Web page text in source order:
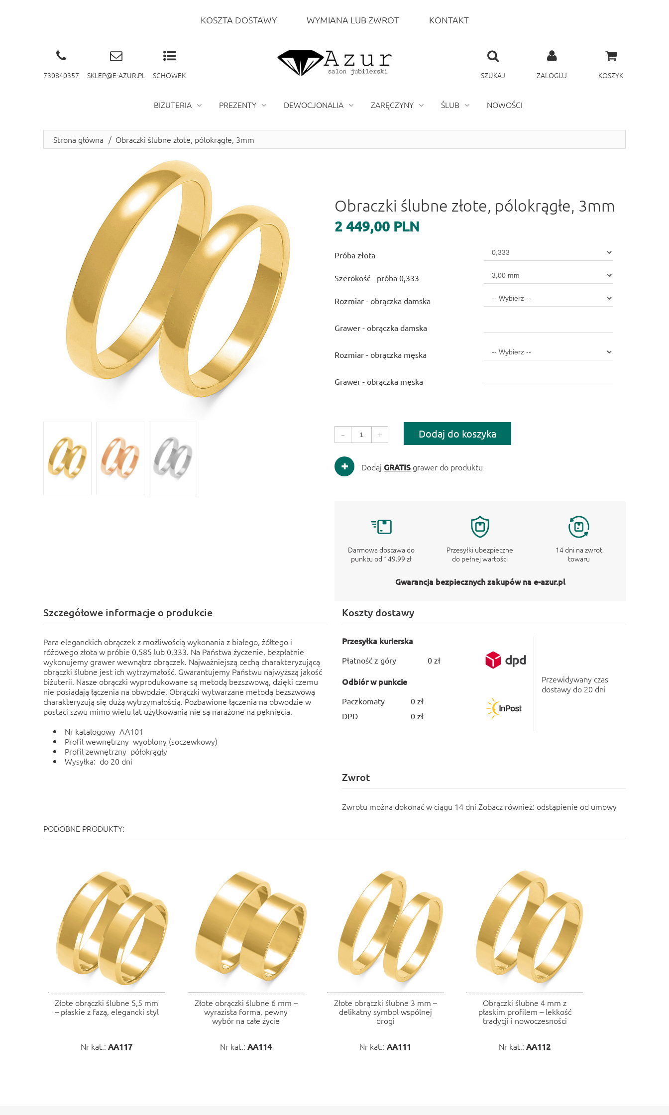
KOSZTA DOSTAWY WYMIANA LUB ZWROT KONTAKT
730840357 SKLEP@E-AZUR.PL SCHOWEK SZUKAJ ZALOGUJ KOSZYK
BIŻUTERIA PREZENTY DEWOCJONALIA ZARĘCZYNY ŚLUB NOWOŚCI
Strona główna / Obraczki ślubne złote, pólokrągłe, 3mm
Obraczki ślubne złote, pólokrągłe, 3mm
2 449,00 PLN
Próba złota
Szerokość - próba 0,333
Rozmiar - obrączka damska
Grawer - obrączka damska
Rozmiar - obrączka męska
Grawer - obrączka męska
+
- Dodaj do koszyka
Dodaj GRATIS grawer do produktu
Darmowa dostawa do
punktu od 149.99 zł
Przesyłki ubezpieczne
do pełnej wartości
14 dni na zwrot
towaru
Gwarancja bezpiecznych zakupów na e-azur.pl
Szczegółowe informacje o produkcie
Para eleganckich obrączek z możliwością wykonania z białego, żółtego i
różowego złota w próbie 0,585 lub 0,333. Na Państwa życzenie, bezpłatnie
wykonujemy grawer wewnątrz obrączek. Najważniejszą cechą charakteryzującą
obrączki ślubne jest ich wytrzymałość. Gwarantujemy Państwu najwyższą jakość
biżuterii. Nasze obrączki wyprodukowane są metodą bezszwową, dzięki czemu
nie posiadają łączenia na obwodzie. Obrączki wytwarzane metodą bezszwową
charakteryzują się dużą wytrzymałością. Pozbawione łączenia na obwodzie w
postaci szwu mimo wielu lat użytkowania nie są narażone na pęknięcia.
Nr katalogowy AA101
Profil wewnętrzny wyoblony (soczewkowy)
Profil zewnętrzny półokrągły
Wysyłka: do 20 dni
Koszty dostawy
Przesyłka kurierska
Płatność z góry 0 zł
Odbiór w punkcie
Paczkomaty
0 zł
DPD
0 zł
Przewidywany czas
dostawy do 20 dni
Zwrot
Zwrotu można dokonać w ciągu 14 dni Zobacz również: odstąpienie od umowy
PODOBNE PRODUKTY:
Złote obrączki ślubne 5,5 mm
– płaskie z fazą, elegancki styl
Nr kat.: AA117
Złote obrączki ślubne 6 mm –
wyrazista forma, pewny
wybór na całe życie
Nr kat.: AA114
Złote obrączki ślubne 3 mm –
delikatny symbol wspólnej
drogi
Nr kat.: AA111
Obrączki ślubne 4 mm z
płaskim profilem – lekkość
tradycji i nowoczesności
Nr kat.: AA112